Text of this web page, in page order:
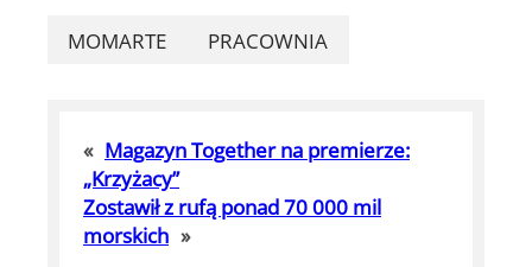
MOMARTE PRACOWNIA
« Magazyn Together na premierze:
„Krzyżacy”
Zostawił z rufą ponad 70 000 mil
morskich »